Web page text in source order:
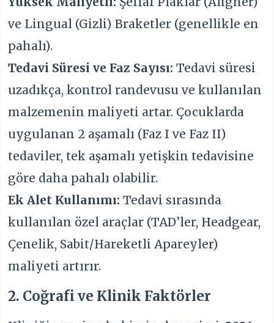
ve Lingual (Gizli) Braketler (genellikle en
pahalı).
Tedavi Süresi ve Faz Sayısı: Tedavi süresi
uzadıkça, kontrol randevusu ve kullanılan
malzemenin maliyeti artar. Çocuklarda
uygulanan 2 aşamalı (Faz I ve Faz II)
tedaviler, tek aşamalı yetişkin tedavisine
göre daha pahalı olabilir.
Ek Alet Kullanımı: Tedavi sırasında
kullanılan özel araçlar (TAD’ler, Headgear,
Çenelik, Sabit/Hareketli Apareyler)
maliyeti artırır.
2. Coğrafi ve Klinik Faktörler